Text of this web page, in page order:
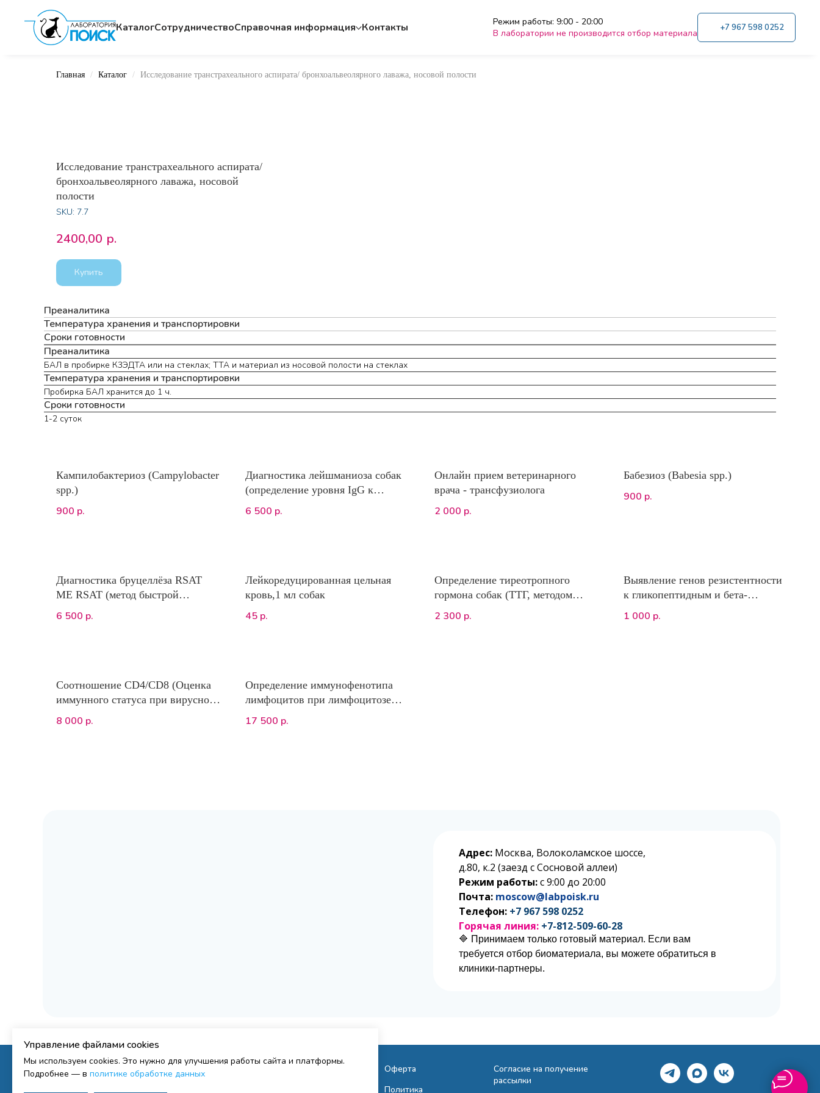
КаталогСотрудничествоCправочная информация Контакты
Режим работы: 9:00 - 20:00
В лаборатории не производится отбор материала
+7 967 598 0252
Главная Каталог Исследование транстрахеального аспирата/ бронхоальвеолярного лаважа, носовой полости
Исследование транстрахеального аспирата/
бронхоальвеолярного лаважа, носовой
полости
SKU: 7.7
2400,00 р.
Купить
Преаналитика
Температура хранения и транспортировки
Сроки готовности
Преаналитика
БАЛ в пробирке К3ЭДТА или на стеклах; ТТА и материал из носовой полости на стеклах
Температура хранения и транспортировки
Пробирка БАЛ хранится до 1 ч.
Сроки готовности
1-2 суток
Кампилобактериоз (Campylobacter
spp.)
900 р.
Диагностика лейшманиоза собак
(определение уровня IgG к
Leishmania infantum) нРИФ
6 500 р.
Онлайн прием ветеринарного
врача - трансфузиолога
2 000 р.
Бабезиоз (Babesia spp.)
900 р.
Диагностика бруцеллёза RSAT
ME RSAT (метод быстрой
агглютинации на стекле, Rapid
Slide Agglutination Test-kit.
6 500 р.
Лейкоредуцированная цельная
кровь,1 мл собак
45 р.
Определение тиреотропного
гормона собак (ТТГ, методом
иммунофлюоресценции, Vcheck)
2 300 р.
Выявление генов резистентности
к гликопептидным и бета-
лактамным антибиотикам у
бактерий методом ПЦР
1 000 р.
Соотношение CD4/CD8 (Оценка
иммунного статуса при вирусном
иммунодефиците кошек) Метод:
проточная цитометрия
8 000 р.
Определение иммунофенотипа
лимфоцитов при лимфоцитозе
кошек (диагностика ХЛЛ кошек)
17 500 р.
🔷 Принимаем только готовый материал. Если вам
требуется отбор биоматериала, вы можете обратиться в
клиники-партнеры.
Адрес: Москва, Волоколамское шоссе,
д.80, к.2 (заезд с Сосновой аллеи)
Режим работы:с 9:00 до 20:00
Почта: moscow@labpoisk.ru
Телефон: +7 967 598 0252
Горячая линия: +7-812-509-60-28
Исследования
Оферта
Политика
Согласие на получение
рассылки
Управление файлами cookies
Мы используем cookies. Это нужно для улучшения работы сайта и платформы.
Подробнее — в политике обработке данных